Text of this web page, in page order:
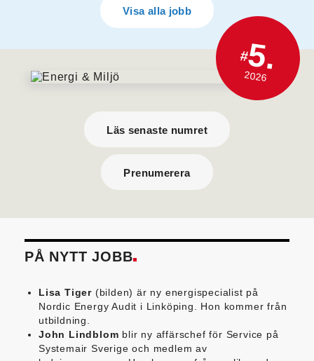
Visa alla jobb
#5.
2026
Läs senaste numret
Prenumerera
PÅ NYTT JOBB
Lisa Tiger (bilden) är ny energispecialist på
Nordic Energy Audit i Linköping. Hon kommer från
utbildning.
John Lindblom blir ny affärschef för Service på
Systemair Sverige och medlem av